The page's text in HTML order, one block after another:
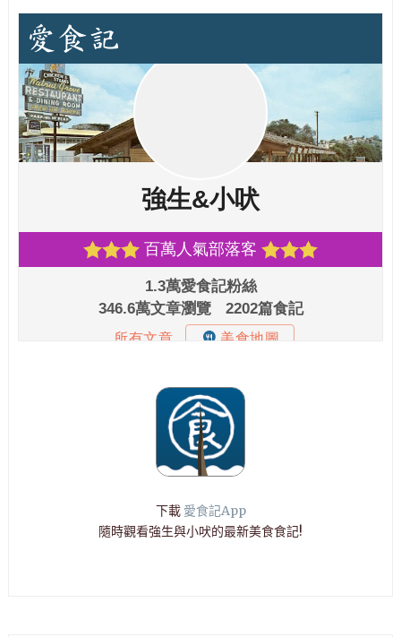
下載 愛食記App
隨時觀看強生與小吠的最新美食食記!